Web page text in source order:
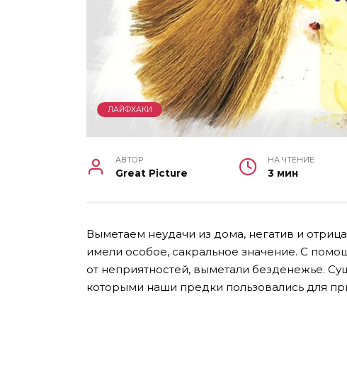
ЛАЙФХАКИ
АВТОР
Great Picture
НА ЧТЕНИЕ
3 мин
Выметаем неудачи из дома, негатив и
имели особое, сакральное значение. С
от неприятностей, выметали безденежье.
которыми наши предки пользовались для